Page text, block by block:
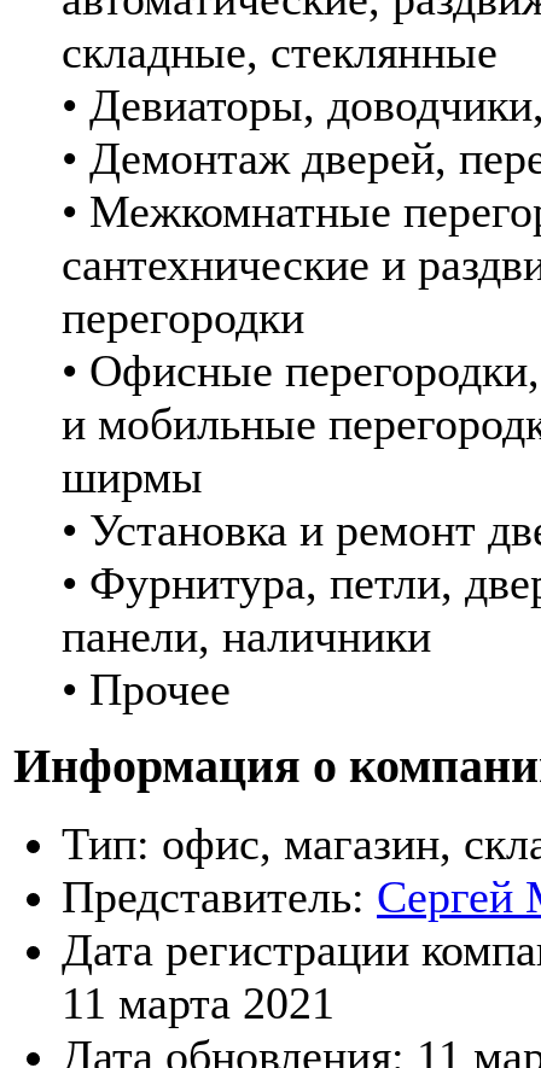
складные, стеклянные
• Девиаторы,
• Демонтаж дверей,
• Межкомнатные
сантехнические и
перегородки
• Офисные
и мобильные
ширмы
• Установка и ремонт
• Фурнитура, петли,
панели, наличники
• Прочее
Информация о
Тип: офис, магазин,
Представитель: Сергей
Дата регистрации
11 марта 2021
Дата обновления: 11